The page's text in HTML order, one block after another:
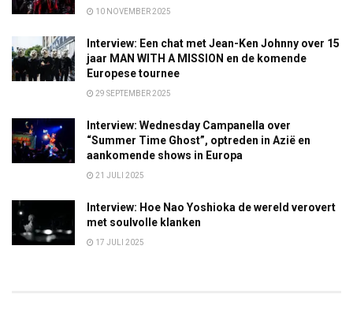
10 NOVEMBER 2025
Interview: Een chat met Jean-Ken Johnny over 15
jaar MAN WITH A MISSION en de komende
Europese tournee
29 SEPTEMBER 2025
Interview: Wednesday Campanella over
“Summer Time Ghost”, optreden in Azië en
aankomende shows in Europa
21 JULI 2025
Interview: Hoe Nao Yoshioka de wereld verovert
met soulvolle klanken
17 JULI 2025